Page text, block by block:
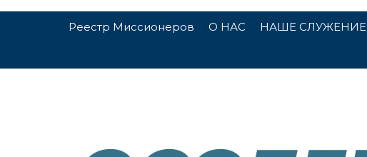
Реестр Миссионеров О НАС НАШЕ СЛУЖЕНИЕ